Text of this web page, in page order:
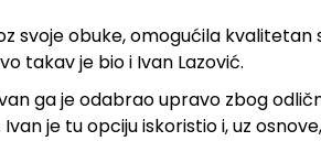
svoje obuke, omogućila
takav je bio i Ivan Lazović.
ga je odabrao upravo zbog
je tu opciju iskoristio i, uz